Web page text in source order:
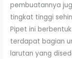
pembuatannya
tingkat tinggi
Pipet ini
terdapat bagian
larutan yang